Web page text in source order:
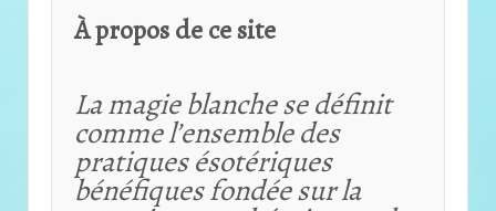
À propos de ce site
La magie blanche se définit
comme l’ensemble des
pratiques ésotériques
bénéfiques fondée sur la